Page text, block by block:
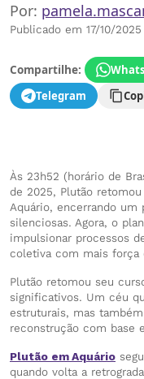
Por:
Publicado em 17/10/2025
Compartilhe:
Telegram
Às 23h52 (horário de
de 2025, Plutão
Aquário, encerrando um
silenciosas. Agora, o
impulsionar processos
coletiva com mais força
Plutão retomou seu
significativos. Um céu
estruturais, mas
reconstrução com base
Plutão em Aquário
quando volta a